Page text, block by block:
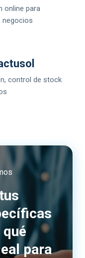
online para
negocios
control de stock
para